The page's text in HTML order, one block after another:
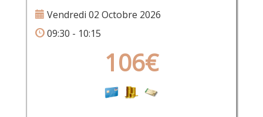
Vendredi 02 Octobre 2026
09:30 - 10:15
106€